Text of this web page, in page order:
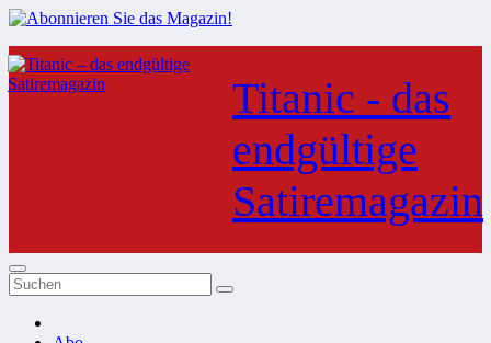
Zum
Inhalt
springen
Titanic - das
endgültige
Satiremagazin